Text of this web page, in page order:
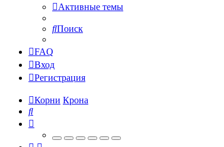
Активные темы
Поиск
FAQ
Вход
Регистрация
Корни Крона
Поиск